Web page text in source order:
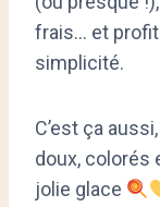
frais… et
simplicité.
C’est ça
doux, colorés
jolie glace